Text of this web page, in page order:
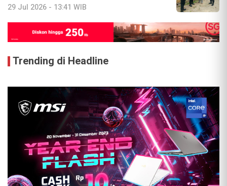
29 Jul 2026 - 13:41 WIB
Trending di Headline